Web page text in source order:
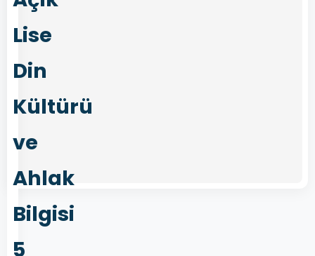
Lise
Din
Kültürü
ve
Ahlak
Bilgisi
5